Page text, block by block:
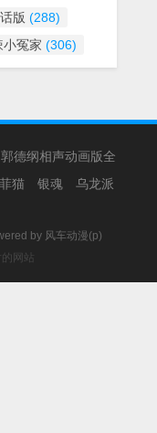
版 (288)
小冤家 (306)
郭德纲相声动画版全
猫 银魂
乌龙派
by 风车动漫(p)
网站